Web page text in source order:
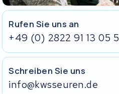
Rufen Sie uns an
+49 (0) 2822 91 13 05 5
Schreiben Sie uns
info@kwsseuren.de